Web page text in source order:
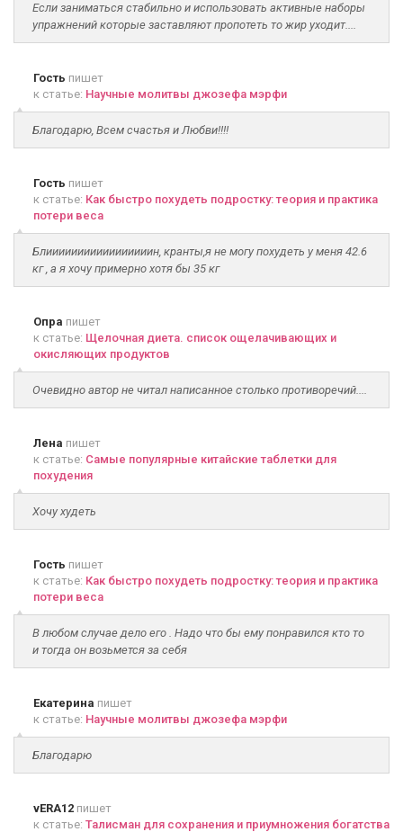
Если заниматься стабильно и использовать активные наборы
упражнений которые заставляют пропотеть то жир уходит....
Гость пишет
к статье: Научные молитвы джозефа мэрфи
Благодарю, Всем счастья и Любви!!!!
Гость пишет
к статье: Как быстро похудеть подростку: теория и практика
потери веса
Блииииииииииииииииин, кранты,я не могу похудеть у меня 42.6
кг , а я хочу примерно хотя бы 35 кг
Опра пишет
к статье: Щелочная диета. список ощелачивающих и
окисляющих продуктов
Очевидно автор не читал написанное столько противоречий....
Лена пишет
к статье: Самые популярные китайские таблетки для
похудения
Хочу худеть
Гость пишет
к статье: Как быстро похудеть подростку: теория и практика
потери веса
В любом случае дело его . Надо что бы ему понравился кто то
и тогда он возьмется за себя
Екатерина пишет
к статье: Научные молитвы джозефа мэрфи
Благодарю
vERA12 пишет
к статье: Талисман для сохранения и приумножения богатства